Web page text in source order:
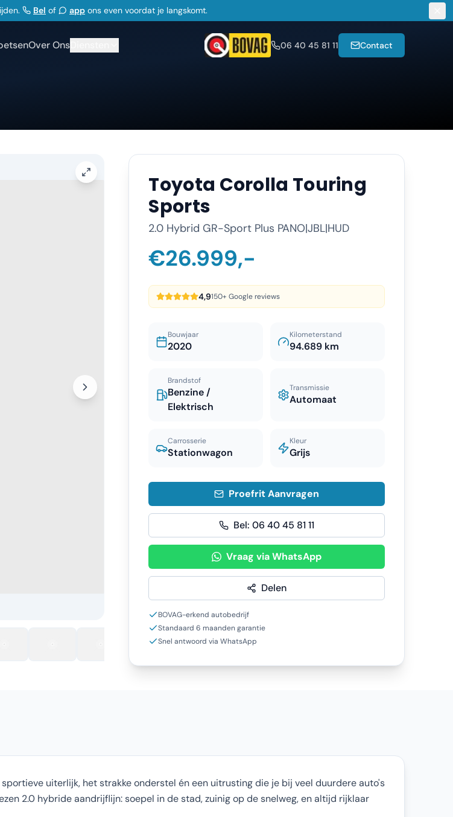
Bel of app ons even voordat je langskomt.
Over Ons 06 40 45 81 11 Contact
Toyota Corolla Touring
Sports
2.0 Hybrid GR-Sport Plus PANO|JBL|HUD
€26.999,-
4,9150+ Google reviews
Bouwjaar
2020
Kilometerstand
94.689 km
Brandstof
Benzine /
Elektrisch
Transmissie
Automaat
Carrosserie
Stationwagon
Kleur
Grijs
Proefrit Aanvragen
Bel:06 40 45 81 11
Vraag via WhatsApp
Delen
BOVAG-erkend autobedrijf
Standaard 6 maanden garantie
Snel antwoord via WhatsApp
uiterlijk, het strakke onderstel én een uitrusting die je bij veel duurdere auto's
2.0 hybride aandrijflijn: soepel in de stad, zuinig op de snelweg, en altijd rijklaar